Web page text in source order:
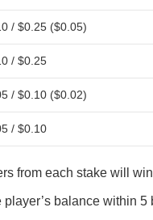
/ $0.25 ($0.05)
/ $0.25
/ $0.10 ($0.02)
/ $0.10
from each stake will
player’s balance within